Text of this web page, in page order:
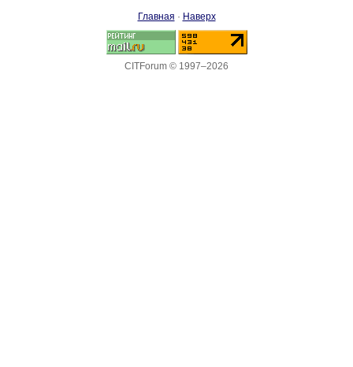
Главная · Наверх
CITForum © 1997–2026